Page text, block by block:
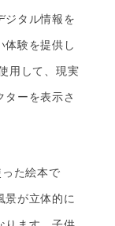
ジタル情報を
体験を提供し
用して、現実
ターを表示さ
た絵本で
景が立体的に